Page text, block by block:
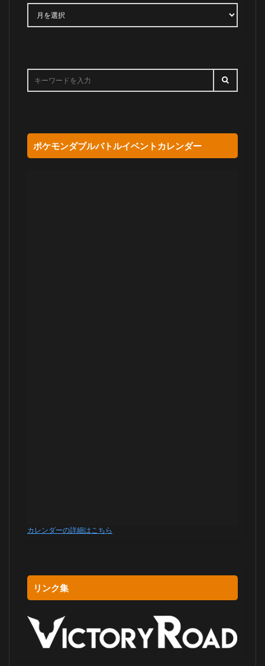
ポケモンダブルバトルイベントカレンダー
カレンダーの詳細はこちら
リンク集